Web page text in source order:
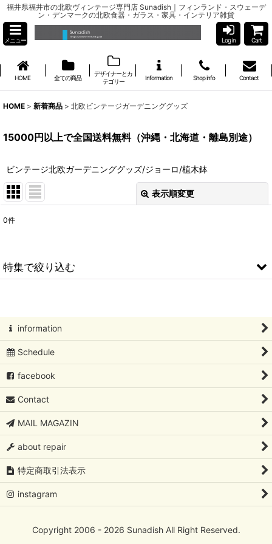
福井県福井市の北欧ヴィンテージ専門店 Sunadish｜フィンランド・スウェーデ
ン・デンマークの北欧食器・ガラス・家具・インテリア雑貨
メニュー Log in Cart
HOME 全ての商品
デザイナーとカ
テゴリー
Information Shop info Contact
HOME > 新着商品 > 北欧ビンテージガーデニンググッズ
15000円以上で全国送料無料（沖縄・北海道・離島別途）
ビンテージ北欧ガーデニンググッズ/ジョーロ/植木鉢
表示順変更
並び順:
0件
特集で絞り込む
Oiva Toikka/オイバ・トイッカ
Oiva Toikka/オイバ・トイッカ/イッタラバード
フローラ/ファウナ/ツンドラ/カステヘルミ /Oiva Toikka/オイ
バ・トイッカ
Kaj Franck/カイ・フランク
Rut Bryk/ルート・ブリュック
Lisa Larson/リサ・ラーソン
Birger Kaipiainen/ビルガーカイピアイネン
information
Schedule
facebook
Contact
MAIL MAGAZIN
about repair
特定商取引法表示
instagram
Copyright 2006 - 2026 Sunadish All Right Reserved.